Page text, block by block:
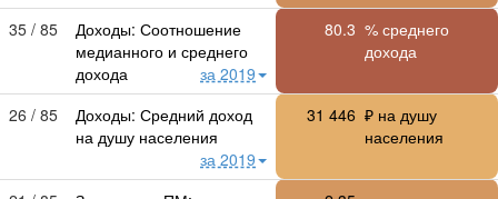
35 / 85
Доходы: Соотношение
медианного и среднего
дохода
за 2019
80.3 % среднего
дохода
26 / 85
Доходы: Средний доход
на душу населения
за 2019
31 446 ₽ на душу
населения